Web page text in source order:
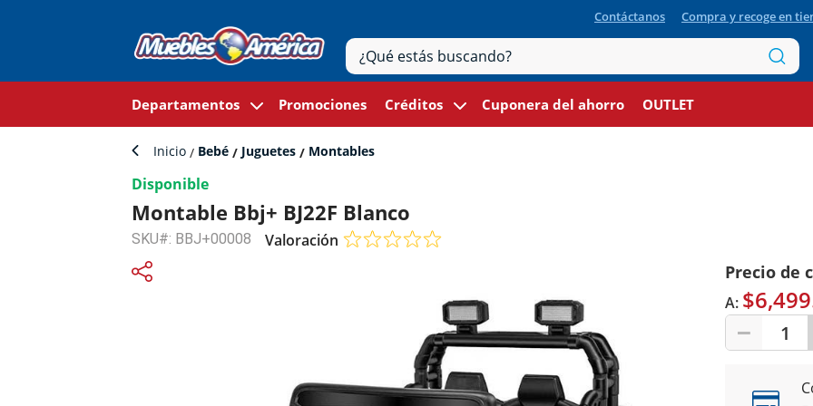
Contáctanos Compra y recoge en
Departamentos Promociones Créditos Cuponera del ahorro OUTLET
Inicio Bebé Juguetes Montables
Disponible
Montable Bbj+ BJ22F Blanco
SKU#: BBJ+00008 Valoración
Precio de
A:
1